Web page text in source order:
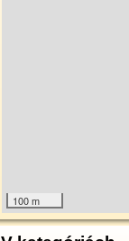
100 m